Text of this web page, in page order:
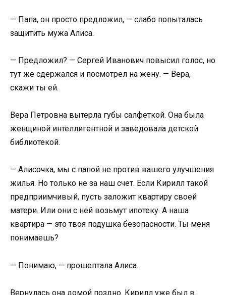
— Папа, он просто предложил, — слабо попыталась
защитить мужа Алиса.
— Предложил? — Сергей Иванович повысил голос, но
тут же сдержался и посмотрел на жену. — Вера,
скажи ты ей.
Вера Петровна вытерла губы салфеткой. Она была
женщиной интеллигентной и заведовала детской
библиотекой.
— Алисочка, мы с папой не против вашего улучшения
жилья. Но только не за наш счет. Если Кирилл такой
предприимчивый, пусть заложит квартиру своей
матери. Или они с ней возьмут ипотеку. А наша
квартира — это твоя подушка безопасности. Ты меня
понимаешь?
— Понимаю, — прошептала Алиса.
Вернулась она домой поздно. Кирилл уже был в